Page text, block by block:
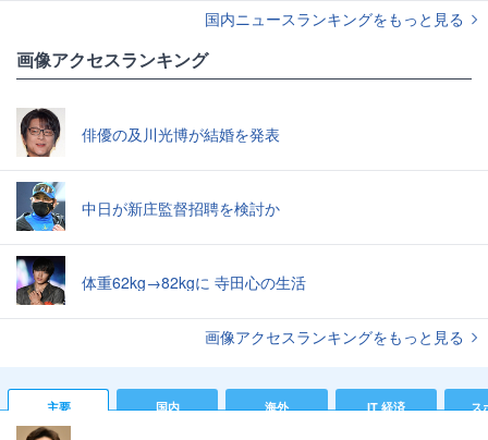
国内ニュースランキングをもっと見る
画像アクセスランキング
俳優の及川光博が結婚を発表
中日が新庄監督招聘を検討か
体重62kg→82kgに 寺田心の生活
画像アクセスランキングをもっと見る
主要 国内 海外 IT 経済 ス